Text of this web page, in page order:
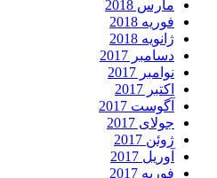
مارس 2018
فوریه 2018
ژانویه 2018
دسامبر 2017
نوامبر 2017
اکتبر 2017
آگوست 2017
جولای 2017
ژوئن 2017
آوریل 2017
فوریه 2017